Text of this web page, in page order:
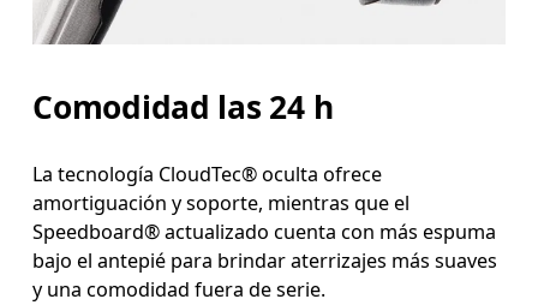
Comodidad las 24 h
La tecnología CloudTec® oculta ofrece
amortiguación y soporte, mientras que el
Speedboard® actualizado cuenta con más espuma
bajo el antepié para brindar aterrizajes más suaves
y una comodidad fuera de serie.